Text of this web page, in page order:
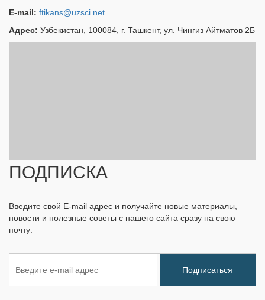
E-mail: ftikans@uzsci.net
Адрес: Узбекистан, 100084, г. Ташкент, ул. Чингиз Айтматов 2Б
ПОДПИСКА
Введите свой E-mail адрес и получайте новые материалы,
новости и полезные советы с нашего сайта сразу на свою
почту: